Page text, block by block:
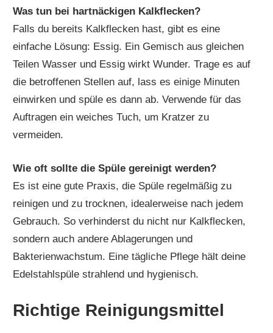
Was tun bei hartnäckigen Kalkflecken?
Falls du bereits Kalkflecken hast, gibt es eine
einfache Lösung: Essig. Ein Gemisch aus gleichen
Teilen Wasser und Essig wirkt Wunder. Trage es auf
die betroffenen Stellen auf, lass es einige Minuten
einwirken und spüle es dann ab. Verwende für das
Auftragen ein weiches Tuch, um Kratzer zu
vermeiden.
Wie oft sollte die Spüle gereinigt werden?
Es ist eine gute Praxis, die Spüle regelmäßig zu
reinigen und zu trocknen, idealerweise nach jedem
Gebrauch. So verhinderst du nicht nur Kalkflecken,
sondern auch andere Ablagerungen und
Bakterienwachstum. Eine tägliche Pflege hält deine
Edelstahlspüle strahlend und hygienisch.
Richtige Reinigungsmittel